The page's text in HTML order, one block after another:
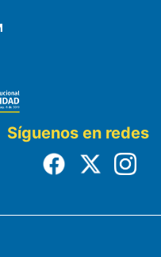
Síguenos en redes